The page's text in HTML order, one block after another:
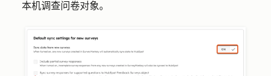
本机调查问卷对象。